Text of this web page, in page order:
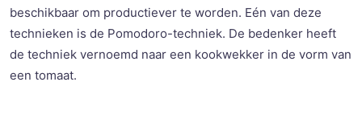
beschikbaar om productiever te worden. Eén van deze
technieken is de Pomodoro-techniek. De bedenker heeft
de techniek vernoemd naar een kookwekker in de vorm van
een tomaat.